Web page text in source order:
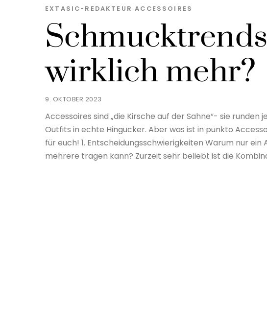
9. OKTOBER 2023
wirklich mehr?
EXTASIC-REDAKTEUR ACCESSOIRES
Accessoires sind „die Kirsche auf der Sahne“- sie
Outfits in echte Hingucker. Aber was ist in punkto
für euch! 1. Entscheidungsschwierigkeiten Warum nur
mehrere tragen kann? Zurzeit sehr beliebt ist die